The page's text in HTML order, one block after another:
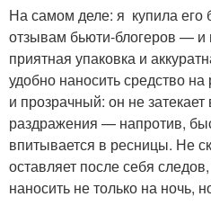
На самом деле: я купила его
отзывам бьюти-блогеров — и
приятная упаковка и
удобно наносить средство
и прозрачный: он не
раздражения — напротив,
впитывается в ресницы. Не
оставляет после себя
наносить не только на ночь,